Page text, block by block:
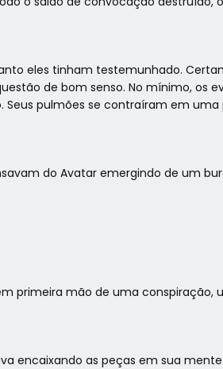
eles tinham testemunhado.
de bom senso. No mínimo, os
pulmões se contraíram em uma
do Avatar emergindo de um
primeira mão de uma conspiração,
encaixando as peças em sua